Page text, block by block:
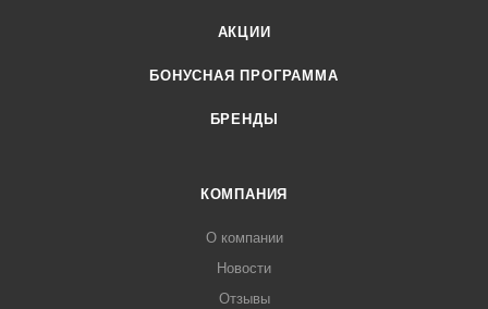
АКЦИИ
БОНУСНАЯ ПРОГРАММА
БРЕНДЫ
КОМПАНИЯ
О компании
Новости
Отзывы